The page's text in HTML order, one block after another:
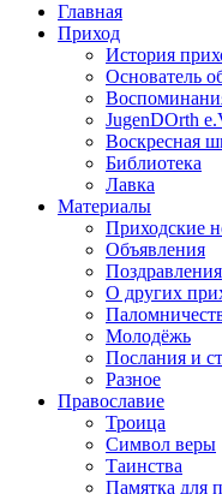
Главная
Приход
История
Основатель
JugenDOrth
Воскресная
Библиотека
Лавка
Материалы
Приходские
Объявления
Поздравления
О других
Молодёжь
Послания и
Разное
Православие
Троица
Символ веры
Таинства
Памятка для